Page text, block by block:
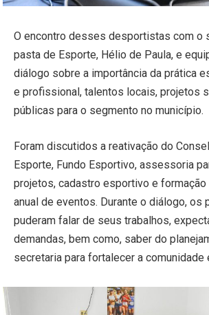
O encontro desses desportistas com o
pasta de Esporte, Hélio de Paula, e
diálogo sobre a importância da prática
e profissional, talentos locais, projetos
públicas para o segmento no município.
Foram discutidos a reativação do
Esporte, Fundo Esportivo, assessoria
projetos, cadastro esportivo e formação
anual de eventos. Durante o diálogo, os
puderam falar de seus trabalhos,
demandas, bem como, saber do
secretaria para fortalecer a comunidade